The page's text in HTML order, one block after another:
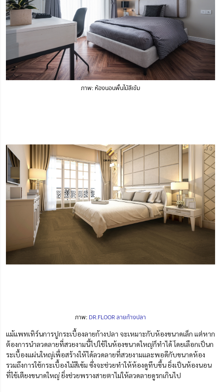
ภาพ: ห้องนอนพื้นไม้สีเข้ม
ภาพ: DR.FLOOR ลายก้างปลา
แม้แพทเทิร์นการปูกระเบื้องลายก้างปลา จะเหมาะกับห้องขนาดเล็ก แต่หาก
ต้องการนำลวดลายที่สวยงามนี้ไปใช้ในห้องขนาดใหญ่ก็ทำได้โดยเลือกเป็นก
ระเบื้องแผ่นใหญ่เพื่อสร้างให้ได้ลวดลายที่สวยงามและพอดีกับขนาดห้อง
รวมถึงการใช้กระเบื้องไม้สีเข้ม ซึ่งจะช่วยทำให้ห้องดูทึบขึ้น ยิ่งเป็นห้องนอน
ที่ใช้เตียงขนาดใหญ่ ยิ่งช่วยพรางสายตาไม่ให้ลวดลายดูรกเกินไป